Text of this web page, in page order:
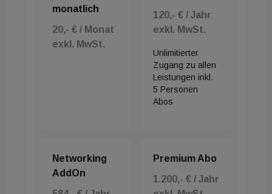
monatlich
20,- € / Monat
exkl. MwSt.
120,- € / Jahr
exkl. MwSt.
Unlimitierter
Zugang zu allen
Leistungen inkl.
5 Personen
Abos
Networking
AddOn
Premium Abo
1.200,- € / Jahr